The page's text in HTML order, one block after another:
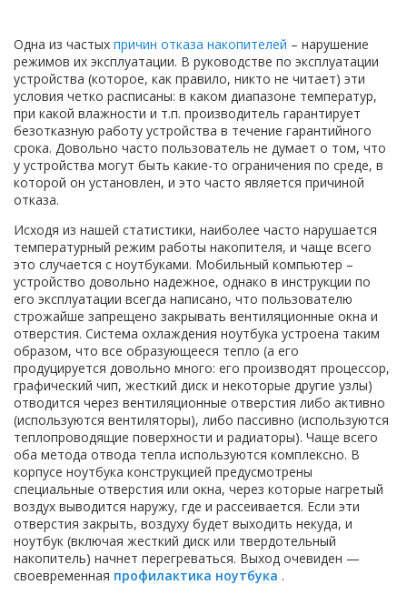
Одна из частых причин отказа накопителей – нарушение
режимов их эксплуатации. В руководстве по эксплуатации
устройства (которое, как правило, никто не читает) эти
условия четко расписаны: в каком диапазоне температур,
при какой влажности и т.п. производитель гарантирует
безотказную работу устройства в течение гарантийного
срока. Довольно часто пользователь не думает о том, что
у устройства могут быть какие-то ограничения по среде, в
которой он установлен, и это часто является причиной
отказа.
Исходя из нашей статистики, наиболее часто нарушается
температурный режим работы накопителя, и чаще всего
это случается с ноутбуками. Мобильный компьютер –
устройство довольно надежное, однако в инструкции по
его эксплуатации всегда написано, что пользователю
строжайше запрещено закрывать вентиляционные окна и
отверстия. Система охлаждения ноутбука устроена таким
образом, что все образующееся тепло (а его
продуцируется довольно много: его производят процессор,
графический чип, жесткий диск и некоторые другие узлы)
отводится через вентиляционные отверстия либо активно
(используются вентиляторы), либо пассивно (используются
теплопроводящие поверхности и радиаторы). Чаще всего
оба метода отвода тепла используются комплексно. В
корпусе ноутбука конструкцией предусмотрены
специальные отверстия или окна, через которые нагретый
воздух выводится наружу, где и рассеивается. Если эти
отверстия закрыть, воздуху будет выходить некуда, и
ноутбук (включая жесткий диск или твердотельный
накопитель) начнет перегреваться. Выход очевиден —
своевременная профилактика ноутбука .